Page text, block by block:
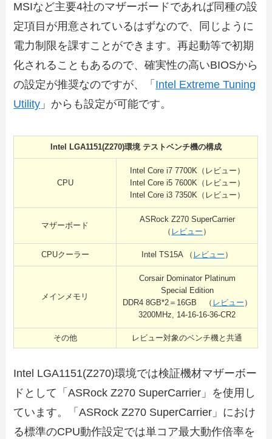
MSIなど主要4社のマザーボードであれば同種の設
定項目が用意されているはずなので、同じように
電力制限を課すことができます。再起動等で初期
化されることもあるので、確実性の高いBIOSから
の設定が推奨なのですが、「 Intel Extreme Tuning
Utility 」からも設定が可能です。
Intel LGA1151(Z270)環境 テストベンチ機の構成
CPU
Intel Core i7 7700K（レビュー）
Intel Core i5 7600K（レビュー）
Intel Core i3 7350K（レビュー）
マザーボード
ASRock Z270 SuperCarrier
（ レビュー ）
CPUクーラー Intel TS15A （ レビュー ）
メインメモリ
Corsair Dominator Platinum
Special Edition
DDR4 8GB*2＝16GB （ レビュー ）
3200MHz, 14-16-16-36-CR2
その他 レビュー対象のベンチ機と共通
Intel LGA1151(Z270)環境では検証機材マザーボー
ドとして「ASRock Z270 SuperCarrier」を使用し
ています。「ASRock Z270 SuperCarrier」におけ
る標準のCPU動作設定では単コア最大動作倍率を